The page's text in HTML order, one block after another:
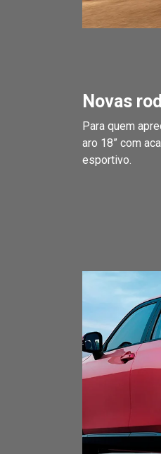
Novas
Para quem
aro 18” com
esportivo.